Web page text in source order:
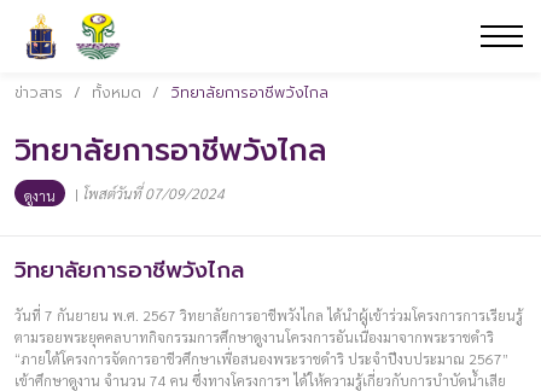
ข่าวสาร / ทั้งหมด / วิทยาลัยการอาชีพวังไกล
วิทยาลัยการอาชีพวังไกล
ดูงาน | โพสต์วันที่ 07/09/2024
วิทยาลัยการอาชีพวังไกล
วันที่ 7 กันยายน พ.ศ. 2567 วิทยาลัยการอาชีพวังไกล ได้นำผู้เข้าร่วมโครงการการเรียนรู้
ตามรอยพระยุคคลบาทกิจกรรมการศึกษาดูงานโครงการอันเนื่องมาจากพระราชดำริ
“ภายใต้โครงการจัดการอาชีวศึกษาเพื่อสนองพระราชดำริ ประจำปีงบประมาณ 2567”
เข้าศึกษาดูงาน จำนวน 74 คน ซึ่งทางโครงการฯ ได้ให้ความรู้เกี่ยวกับการบำบัดน้ำเสีย